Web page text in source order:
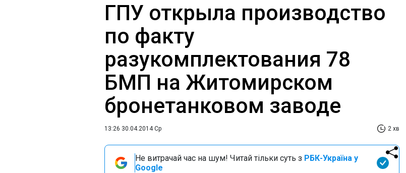
ГПУ открыла производство
по факту
разукомплектования 78
БМП на Житомирском
бронетанковом заводе
13:26 30.04.2014 Ср 2 хв
Не витрачай час на шум! Читай тільки суть з РБК-Україна у
Google